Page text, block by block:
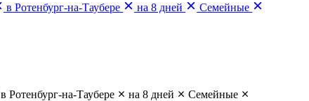
в Ротенбург-на-Таубере на 8 дней
Семейные
в Ротенбург-на-Таубере на 8 дней
Семейные